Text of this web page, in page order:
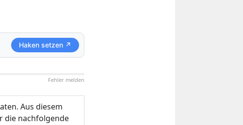
Haken setzen ↗
Fehler melden
Aus diesem
die nachfolgende